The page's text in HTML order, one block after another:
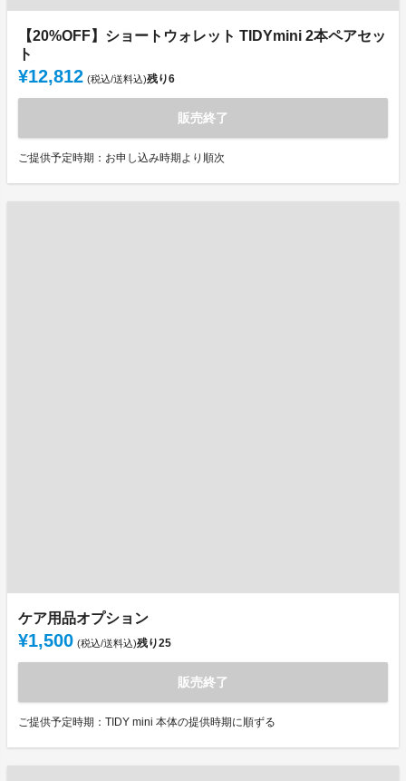
【20%OFF】ショートウォレット TIDYmini 2本ペアセッ
ト
¥12,812 (税込/送料込)残り6
販売終了
ご提供予定時期：お申し込み時期より順次
ケア用品オプション
¥1,500 (税込/送料込)残り25
販売終了
ご提供予定時期：TIDY mini 本体の提供時期に順ずる